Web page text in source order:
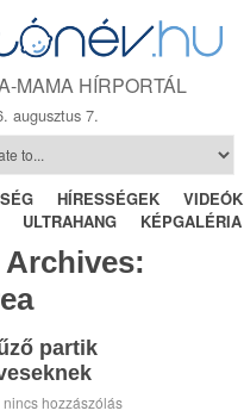
MAMA HÍRPORTÁL
augusztus 7.
HÍRESSÉGEK VIDEÓK
ULTRAHANG KÉPGALÉRIA
Archives:
partik
nincs hozzászólás